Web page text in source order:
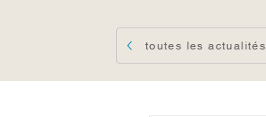
toutes les actualités